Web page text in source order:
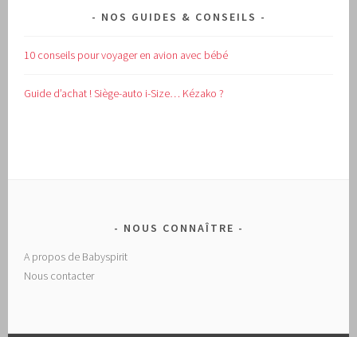
NOS GUIDES & CONSEILS
10 conseils pour voyager en avion avec bébé
Guide d’achat !Siège-auto i-Size… Kézako ?
NOUS CONNAÎTRE
A propos de Babyspirit
Nous contacter